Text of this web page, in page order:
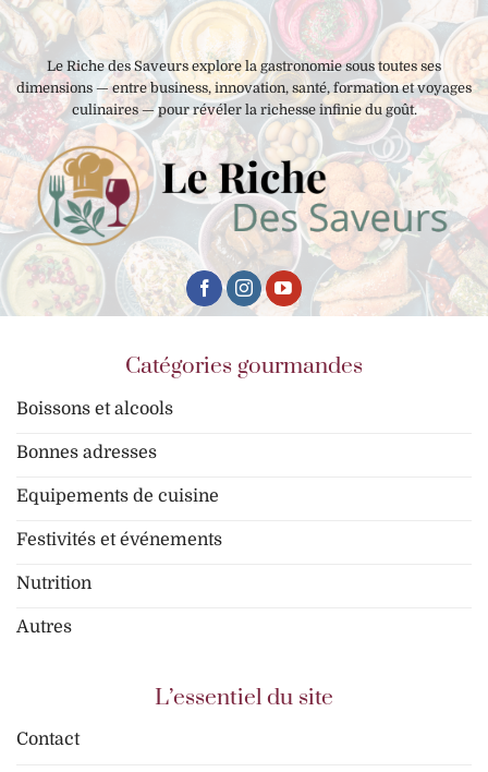
Le Riche des Saveurs explore la gastronomie sous toutes ses
dimensions — entre business, innovation, santé, formation et voyages
culinaires — pour révéler la richesse infinie du goût.
Catégories gourmandes
Boissons et alcools
Bonnes adresses
Equipements de cuisine
Festivités et événements
Nutrition
Autres
L’essentiel du site
Contact